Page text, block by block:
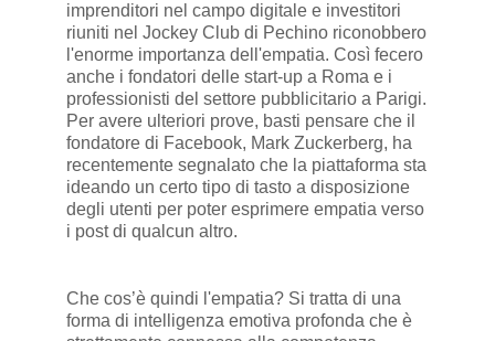
imprenditori nel campo digitale e investitori
riuniti nel Jockey Club di Pechino riconobbero
l'enorme importanza dell'empatia. Così fecero
anche i fondatori delle start-up a Roma e i
professionisti del settore pubblicitario a Parigi.
Per avere ulteriori prove, basti pensare che il
fondatore di Facebook, Mark Zuckerberg, ha
recentemente segnalato che la piattaforma sta
ideando un certo tipo di tasto a disposizione
degli utenti per poter esprimere empatia verso
i post di qualcun altro.
Che cos’è quindi l'empatia? Si tratta di una
forma di intelligenza emotiva profonda che è